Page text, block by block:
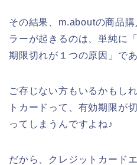
その結果、m.aboutの商品
ラーが起きるのは、単純に
期限切れが１つの原因」で
ご存じない方もいるかもし
トカードって、有効期限が
ってしまうんですよね♪
だから、クレジットカード